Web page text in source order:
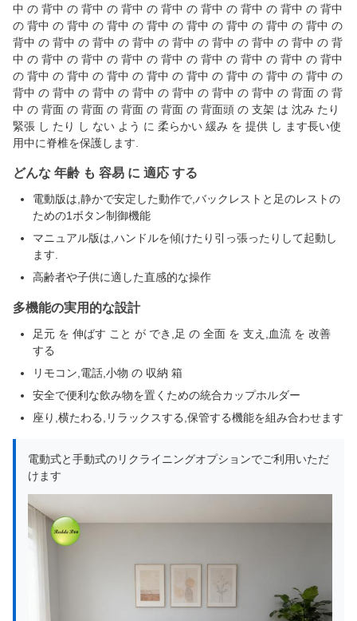
中 の 背中 の 背中 の 背中 の 背中 の 背中 の 背中 の 背中 の 背中
の 背中 の 背中 の 背中 の 背中 の 背中 の 背中 の 背中 の 背中 の
背中 の 背中 の 背中 の 背中 の 背中 の 背中 の 背中 の 背中 の 背
中 の 背中 の 背中 の 背中 の 背中 の 背中 の 背中 の 背中 の 背中
の 背中 の 背中 の 背中 の 背中 の 背中 の 背中 の 背中 の 背中 の
背中 の 背中 の 背中 の 背中 の 背中 の 背中 の 背中 の 背面 の 背
中 の 背面 の 背面 の 背面 の 背面 の 背面頭 の 支架 は 沈み たり
緊張 し たり し ない よう に 柔らかい 緩み を 提供 し ます長い使
用中に脊椎を保護します.
どんな 年齢 も 容易 に 適応 する
電動版は,静かで安定した動作で,バックレストと足のレストの
ための1ボタン制御機能
マニュアル版は,ハンドルを傾けたり引っ張ったりして起動し
ます.
高齢者や子供に適した直感的な操作
多機能の実用的な設計
足元 を 伸ばす こと が でき,足 の 全面 を 支え,血流 を 改善
する
リモコン,電話,小物 の 収納 箱
安全で便利な飲み物を置くための統合カップホルダー
座り,横たわる,リラックスする,保管する機能を組み合わせます
電動式と手動式のリクライニングオプションでご利用いただ
けます